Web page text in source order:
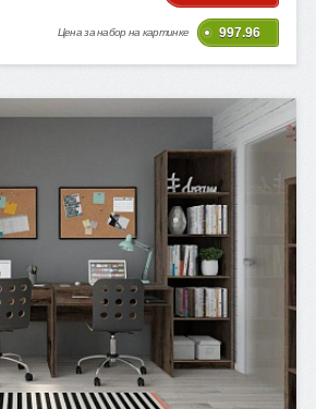
Цена за набор на картинке 997.96